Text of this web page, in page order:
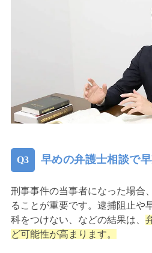
早めの弁護士相談で
刑事事件の当事者になった場合
ることが重要です。逮捕阻止や
科をつけない、などの結果は、
ど可能性が高まります。